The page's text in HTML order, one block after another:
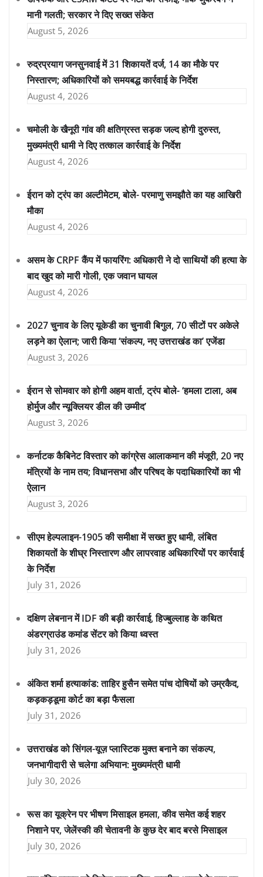
मानी गलती; सरकार ने दिए सख्त संकेत
August 5, 2026
रुद्रप्रयाग जनसुनवाई में 31 शिकायतें दर्ज, 14 का मौके पर
निस्तारण; अधिकारियों को समयबद्ध कार्रवाई के निर्देश
August 4, 2026
चमोली के खैनूरी गांव की क्षतिग्रस्त सड़क जल्द होगी दुरुस्त,
मुख्यमंत्री धामी ने दिए तत्काल कार्रवाई के निर्देश
August 4, 2026
ईरान को ट्रंप का अल्टीमेटम, बोले- परमाणु समझौते का यह आखिरी
मौका
August 4, 2026
असम के CRPF कैंप में फायरिंग: अधिकारी ने दो साथियों की हत्या के
बाद खुद को मारी गोली, एक जवान घायल
August 4, 2026
2027 चुनाव के लिए यूकेडी का चुनावी बिगुल, 70 सीटों पर अकेले
लड़ने का ऐलान; जारी किया ‘संकल्प, नए उत्तराखंड का’ एजेंडा
August 3, 2026
ईरान से सोमवार को होगी अहम वार्ता, ट्रंप बोले- ‘हमला टाला, अब
होर्मुज और न्यूक्लियर डील की उम्मीद’
August 3, 2026
कर्नाटक कैबिनेट विस्तार को कांग्रेस आलाकमान की मंजूरी, 20 नए
मंत्रियों के नाम तय; विधानसभा और परिषद के पदाधिकारियों का भी
ऐलान
August 3, 2026
सीएम हेल्पलाइन-1905 की समीक्षा में सख्त हुए धामी, लंबित
शिकायतों के शीघ्र निस्तारण और लापरवाह अधिकारियों पर कार्रवाई
के निर्देश
July 31, 2026
दक्षिण लेबनान में IDF की बड़ी कार्रवाई, हिज्बुल्लाह के कथित
अंडरग्राउंड कमांड सेंटर को किया ध्वस्त
July 31, 2026
अंकित शर्मा हत्याकांड: ताहिर हुसैन समेत पांच दोषियों को उम्रकैद,
कड़कड़डूमा कोर्ट का बड़ा फैसला
July 31, 2026
उत्तराखंड को सिंगल-यूज़ प्लास्टिक मुक्त बनाने का संकल्प,
जनभागीदारी से चलेगा अभियान: मुख्यमंत्री धामी
July 30, 2026
रूस का यूक्रेन पर भीषण मिसाइल हमला, कीव समेत कई शहर
निशाने पर, जेलेंस्की की चेतावनी के कुछ देर बाद बरसे मिसाइल
July 30, 2026